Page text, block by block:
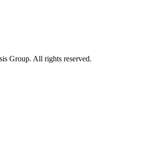
Group. All rights reserved.